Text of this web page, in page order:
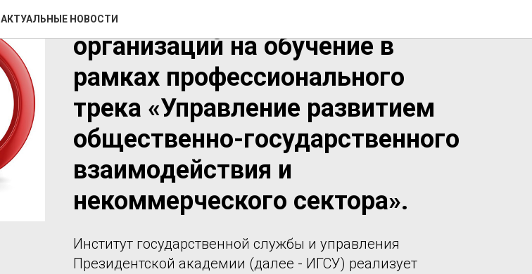
АКТУАЛЬНЫЕ НОВОСТИПриглашаются представители
организаций на обучение в
рамках профессионального
трека «Управление развитием
общественно-государственного
взаимодействия и
некоммерческого сектора».
Институт государственной службы и управления
Президентской академии (далее - ИГСУ) реализует